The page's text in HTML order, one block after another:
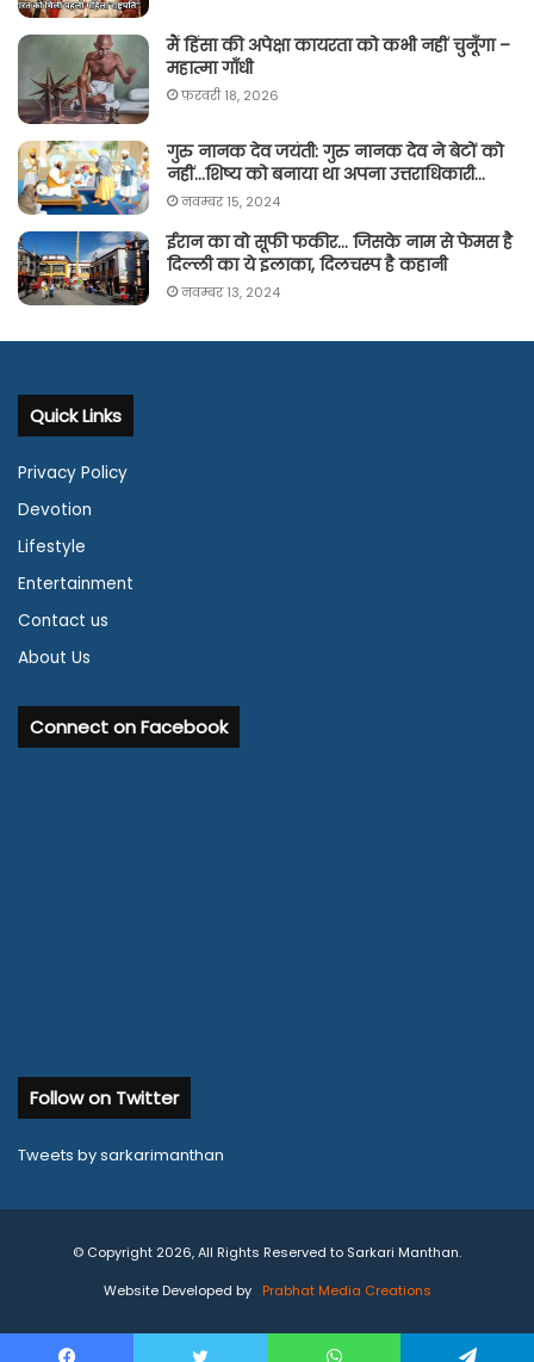
मैं हिंसा की अपेक्षा कायरता को कभी नहीं चुनूँगा –
महात्मा गाँधी
फ़रवरी 18, 2026
गुरु नानक देव जयंती: गुरु नानक देव ने बेटों को
नहीं…शिष्य को बनाया था अपना उत्तराधिकारी…
नवम्बर 15, 2024
ईरान का वो सूफी फकीर… जिसके नाम से फेमस है
दिल्ली का ये इलाका, दिलचस्प है कहानी
नवम्बर 13, 2024
Quick Links
Privacy Policy
Devotion
Lifestyle
Entertainment
Contact us
About Us
Connect on Facebook
Follow on Twitter
Tweets by sarkarimanthan
© Copyright 2026, All Rights Reserved to Sarkari Manthan.
Website Developed by
Prabhat Media Creations